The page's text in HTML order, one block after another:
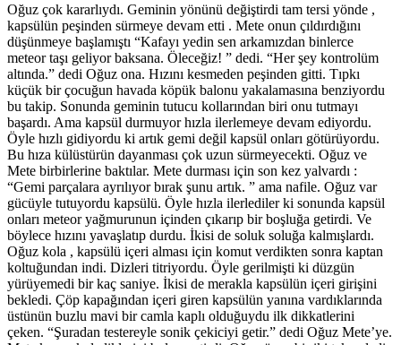
Oğuz çok kararlıydı. Geminin yönünü değiştirdi tam tersi yönde ,
kapsülün peşinden sürmeye devam etti . Mete onun çıldırdığını
düşünmeye başlamıştı “Kafayı yedin sen arkamızdan binlerce
meteor taşı geliyor baksana. Öleceğiz! ” dedi. “Her şey kontrolüm
altında.” dedi Oğuz ona. Hızını kesmeden peşinden gitti. Tıpkı
küçük bir çocuğun havada köpük balonu yakalamasına benziyordu
bu takip. Sonunda geminin tutucu kollarından biri onu tutmayı
başardı. Ama kapsül durmuyor hızla ilerlemeye devam ediyordu.
Öyle hızlı gidiyordu ki artık gemi değil kapsül onları götürüyordu.
Bu hıza külüstürün dayanması çok uzun sürmeyecekti. Oğuz ve
Mete birbirlerine baktılar. Mete durması için son kez yalvardı :
“Gemi parçalara ayrılıyor bırak şunu artık. ” ama nafile. Oğuz var
gücüyle tutuyordu kapsülü. Öyle hızla ilerlediler ki sonunda kapsül
onları meteor yağmurunun içinden çıkarıp bir boşluğa getirdi. Ve
böylece hızını yavaşlatıp durdu. İkisi de soluk soluğa kalmışlardı.
Oğuz kola , kapsülü içeri alması için komut verdikten sonra kaptan
koltuğundan indi. Dizleri titriyordu. Öyle gerilmişti ki düzgün
yürüyemedi bir kaç saniye. İkisi de merakla kapsülün içeri girişini
bekledi. Çöp kapağından içeri giren kapsülün yanına vardıklarında
üstünün buzlu mavi bir camla kaplı olduğuydu ilk dikkatlerini
çeken. “Şuradan testereyle sonik çekiciyi getir.” dedi Oğuz Mete’ye.